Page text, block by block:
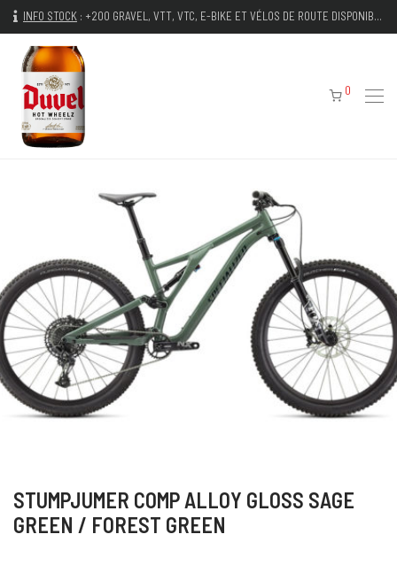
INFO STOCK : +200 GRAVEL, VTT, VTC, E-BIKE ET VÉLOS DE ROUTE DISPONIBLES IMMÉDIATEMENT
0
STUMPJUMER COMP ALLOY GLOSS SAGE
GREEN / FOREST GREEN